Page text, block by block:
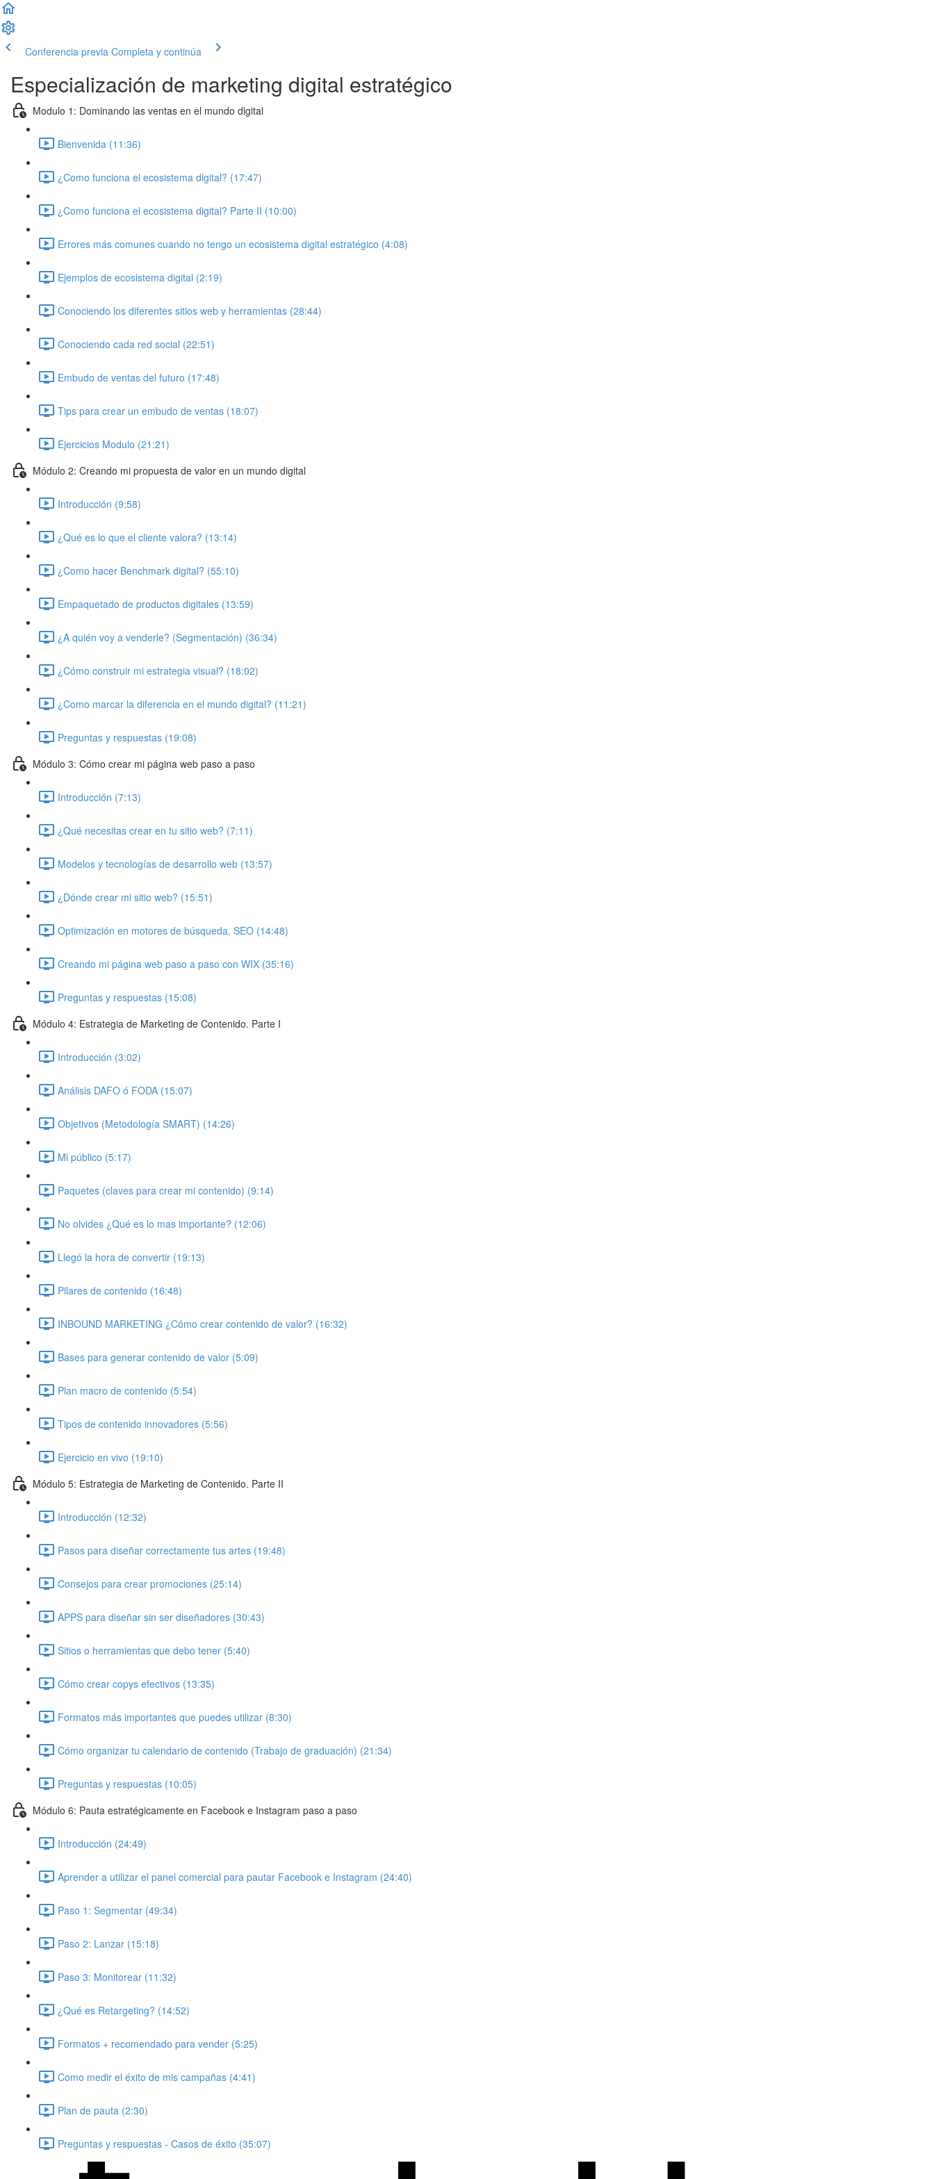
Conferencia previa Completa y continúa
Especialización de marketing digital estratégico
Modulo 1: Dominando las ventas en el mundo digital
Bienvenida (11:36)
¿Como funciona el ecosistema digital? (17:47)
¿Como funciona el ecosistema digital? Parte II (10:00)
Errores más comunes cuando no tengo un ecosistema digital estratégico (4:08)
Ejemplos de ecosistema digital (2:19)
Conociendo los diferentes sitios web y herramientas (28:44)
Conociendo cada red social (22:51)
Embudo de ventas del futuro (17:48)
Tips para crear un embudo de ventas (18:07)
Ejercicios Modulo (21:21)
Módulo 2: Creando mi propuesta de valor en un mundo digital
Introducción (9:58)
¿Qué es lo que el cliente valora? (13:14)
¿Como hacer Benchmark digital? (55:10)
Empaquetado de productos digitales (13:59)
¿A quién voy a venderle? (Segmentación) (36:34)
¿Cómo construir mi estrategia visual? (18:02)
¿Como marcar la diferencia en el mundo digital? (11:21)
Preguntas y respuestas (19:08)
Módulo 3: Cómo crear mi página web paso a paso
Introducción (7:13)
¿Qué necesitas crear en tu sitio web? (7:11)
Modelos y tecnologías de desarrollo web (13:57)
¿Dónde crear mi sitio web? (15:51)
Optimización en motores de búsqueda, SEO (14:48)
Creando mi página web paso a paso con WIX (35:16)
Preguntas y respuestas (15:08)
Módulo 4: Estrategia de Marketing de Contenido. Parte I
Introducción (3:02)
Análisis DAFO ó FODA (15:07)
Objetivos (Metodología SMART) (14:26)
Mi público (5:17)
Paquetes (claves para crear mi contenido) (9:14)
No olvides ¿Qué es lo mas importante? (12:06)
Llegó la hora de convertir (19:13)
Pilares de contenido (16:48)
INBOUND MARKETING ¿Cómo crear contenido de valor? (16:32)
Bases para generar contenido de valor (5:09)
Plan macro de contenido (5:54)
Tipos de contenido innovadores (5:56)
Ejercicio en vivo (19:10)
Módulo 5: Estrategia de Marketing de Contenido. Parte II
Introducción (12:32)
Pasos para diseñar correctamente tus artes (19:48)
Consejos para crear promociones (25:14)
APPS para diseñar sin ser diseñadores (30:43)
Sitios o herramientas que debo tener (5:40)
Cómo crear copys efectivos (13:35)
Formatos más importantes que puedes utilizar (8:30)
Cómo organizar tu calendario de contenido (Trabajo de graduación) (21:34)
Preguntas y respuestas (10:05)
Módulo 6: Pauta estratégicamente en Facebook e Instagram paso a paso
Introducción (24:49)
Aprender a utilizar el panel comercial para pautar Facebook e Instagram (24:40)
Paso 1: Segmentar (49:34)
Paso 2: Lanzar (15:18)
Paso 3: Monitorear (11:32)
¿Qué es Retargeting? (14:52)
Formatos + recomendado para vender (5:25)
Como medir el éxito de mis campañas (4:41)
Plan de pauta (2:30)
Preguntas y respuestas - Casos de éxito (35:07)